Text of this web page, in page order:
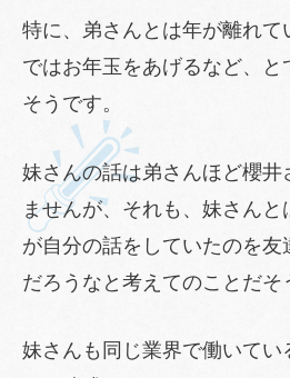
特に、弟さんとは年が離れて
ではお年玉をあげるなど、と
そうです。
妹さんの話は弟さんほど櫻井
ませんが、それも、妹さん
が自分の話をしていたのを友
だろうなと考えてのことだそ
妹さんも同じ業界で働いてい